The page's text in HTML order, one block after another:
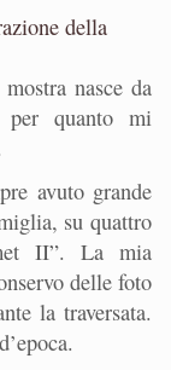
della
nasce da
per quanto mi
avuto grande
su quattro
II”. La mia
delle foto
la traversata.